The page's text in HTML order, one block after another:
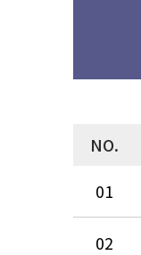
NO.
01
02